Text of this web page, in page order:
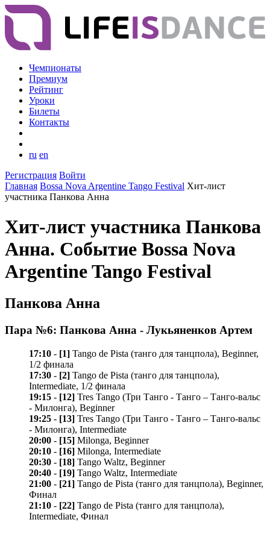
Чемпионаты
Премиум
Рейтинг
Уроки
Билеты
Контакты
ru en
Регистрация Войти
Главная Bossa Nova Argentine Tango Festival Хит-лист
участника Панкова Анна
Хит-лист участника Панкова
Анна. Событие Bossa Nova
Argentine Tango Festival
Панкова Анна
Пара №6: Панкова Анна - Лукьяненков Артем
17:10 - [1] Tango de Pista (танго для танцпола), Beginner,
1/2 финала
17:30 - [2] Tango de Pista (танго для танцпола),
Intermediate, 1/2 финала
19:15 - [12] Tres Tango (Три Танго - Танго – Танго-вальс
- Милонга), Beginner
19:25 - [13] Tres Tango (Три Танго - Танго – Танго-вальс
- Милонга), Intermediate
20:00 - [15] Milonga, Beginner
20:10 - [16] Milonga, Intermediate
20:30 - [18] Tango Waltz, Beginner
20:40 - [19] Tango Waltz, Intermediate
21:00 - [21] Tango de Pista (танго для танцпола), Beginner,
Финал
21:10 - [22] Tango de Pista (танго для танцпола),
Intermediate, Финал